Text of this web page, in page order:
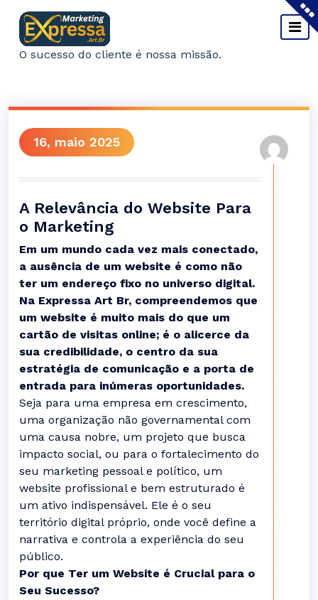
para
conteúdo
O sucesso do cliente é nossa missão.
16, maio 2025
A Relevância do Website Para
o Marketing
Em um mundo cada vez mais conectado,
a ausência de um website é como não
ter um endereço fixo no universo digital.
Na Expressa Art Br, compreendemos que
um website é muito mais do que um
cartão de visitas online; é o alicerce da
sua credibilidade, o centro da sua
estratégia de comunicação e a porta de
entrada para inúmeras oportunidades.
Seja para uma empresa em crescimento,
uma organização não governamental com
uma causa nobre, um projeto que busca
impacto social, ou para o fortalecimento do
seu marketing pessoal e político, um
website profissional e bem estruturado é
um ativo indispensável. Ele é o seu
território digital próprio, onde você define a
narrativa e controla a experiência do seu
público.
Por que Ter um Website é Crucial para o
Seu Sucesso?